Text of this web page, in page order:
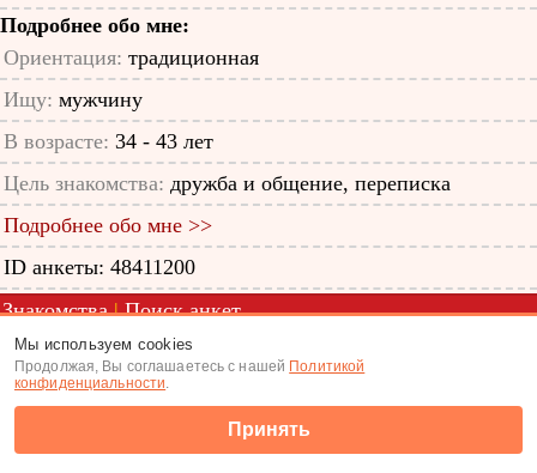
Подробнее обо мне:
Ориентация: традиционная
Ищу: мужчину
В возрасте: 34 - 43 лет
Цель знакомства: дружба и общение, переписка
Подробнее обо мне >>
ID анкеты: 48411200
Знакомства|Поиск анкет
(c) Tabor.ru 2026
Мы используем cookies
Продолжая, Вы соглашаетесь с нашей Политикой
конфиденциальности.
Принять